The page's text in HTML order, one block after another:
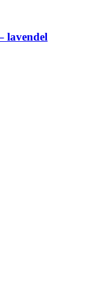
lavendel